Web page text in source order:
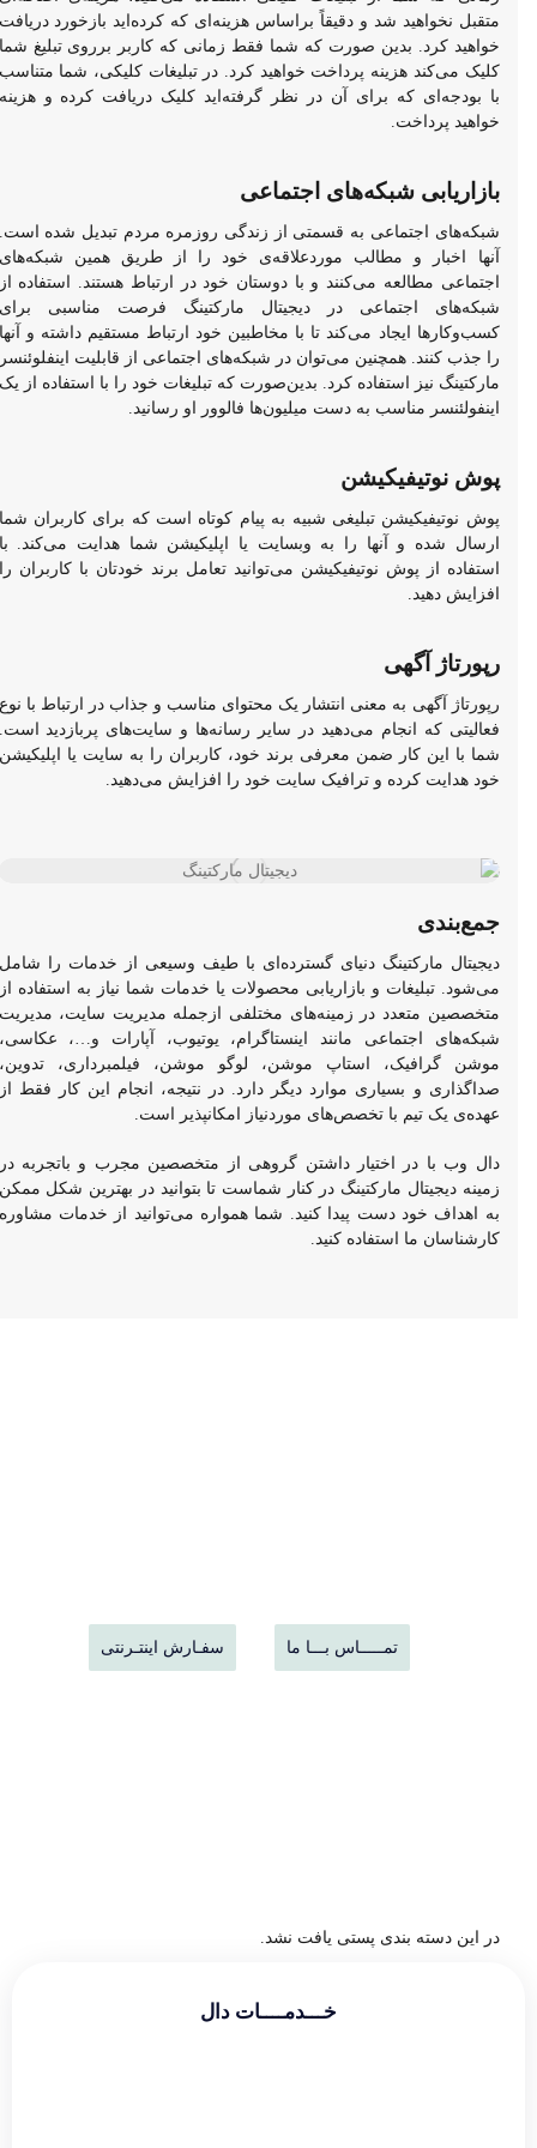
متقبل نخواهید شد و دقیقاً براساس هزینه‌ای که کرده‌اید بازخورد
خواهید کرد. بدین صورت که شما فقط زمانی که کاربر برروی تبلیغ
کلیک می‌کند هزینه پرداخت خواهید کرد. در تبلیغات کلیکی، شما
با بودجه‌ای که برای آن در نظر گرفته‌اید کلیک دریافت کرده و
خواهید پرداخت.
بازاریابی شبکه‌های اجتماعی
شبکه‌های اجتماعی به قسمتی از زندگی روزمره مردم تبدیل شده
آنها اخبار و مطالب موردعلاقه‌ی خود را از طریق همین
اجتماعی مطالعه می‌کنند و با دوستان خود در ارتباط هستند. استفاده
شبکه‌های اجتماعی در دیجیتال مارکتینگ فرصت مناسبی
کسب‌وکارها ایجاد می‌کند تا با مخاطبین خود ارتباط مستقیم داشته و
را جذب کنند. همچنین می‌توان در شبکه‌های اجتماعی از قابلیت
مارکتینگ نیز استفاده کرد. بدین‌صورت که تبلیغات خود را با استفاده از
اینفولئنسر مناسب به دست میلیون‌ها فالوور او رسانید.
پوش نوتیفیکیشن
پوش نوتیفیکیشن تبلیغی شبیه به پیام کوتاه است که برای کاربران
ارسال شده و آنها را به وبسایت یا اپلیکیشن شما هدایت می‌کند.
استفاده از پوش نوتیفیکیشن می‌توانید تعامل برند خودتان با کاربران
افزایش دهید.
رپورتاژ آگهی
رپورتاژ آگهی به معنی انتشار یک محتوای مناسب و جذاب در ارتباط با
فعالیتی که انجام می‌دهید در سایر رسانه‌ها و سایت‌های پربازدید
شما با این کار ضمن معرفی برند خود، کاربران را به سایت یا
خود هدایت کرده و ترافیک سایت خود را افزایش می‌دهید.
جمع‌بندی
دیجیتال مارکتینگ دنیای گسترده‌ای با طیف وسیعی از خدمات را
می‌شود. تبلیغات و بازاریابی محصولات یا خدمات شما نیاز به استفاده
متخصصین متعدد در زمینه‌های مختلفی ازجمله مدیریت سایت،
شبکه‌های اجتماعی مانند اینستاگرام، یوتیوب، آپارات و…،
موشن گرافیک، استاپ موشن، لوگو موشن، فیلمبرداری،
صداگذاری و بسیاری موارد دیگر دارد. در نتیجه، انجام این کار فقط
عهده‌ی یک تیم با تخصص‌های موردنیاز امکانپذیر است.
دال وب با در اختیار داشتن گروهی از متخصصین مجرب و باتجربه
زمینه دیجیتال مارکتینگ در کنار شماست تا بتوانید در بهترین شکل
به اهداف خود دست پیدا کنید. شما همواره می‌توانید از خدمات
کارشناسان ما استفاده کنید.
تمـــــاس بـــا ما سفـارش اینتـرنتی
در این دسته بندی پستی یافت نشد.
خـــدمــــات دال